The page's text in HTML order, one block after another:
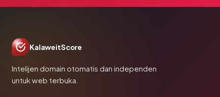
KalaweitScore
Intelijen domain otomatis dan independen
untuk web terbuka.